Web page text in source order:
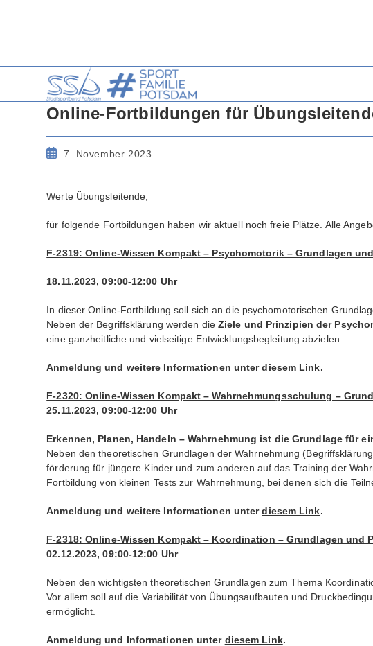
Online-Fortbildungen für
Beitrag7. November 2023
Werte Übungsleitende,
für folgende Fortbildungen haben wir aktuell noch freie Plätze. Alle
F-2319: Online-Wissen Kompakt – Psychomotorik – Grundlagen
18.11.2023, 09:00-12:00 Uhr
In dieser Online-Fortbildung soll sich an die psychomotorischen
Neben der Begriffsklärung werden die Ziele und Prinzipien der
eine ganzheitliche und vielseitige Entwicklungsbegleitung abzielen.
Anmeldung und weitere Informationen unterdiesem Link.
F-2320: Online-Wissen Kompakt – Wahrnehmungsschulung –
25.11.2023, 09:00-12:00 Uhr
Erkennen, Planen, Handeln – Wahrnehmung ist die Grundlage für
Neben den theoretischen Grundlagen der Wahrnehmung
förderung für jüngere Kinder und zum anderen auf das Training der
Fortbildung von kleinen Tests zur Wahrnehmung, bei denen sich die
Anmeldung und weitere Informationen unterdiesem Link.
F-2318: Online-Wissen Kompakt – Koordination – Grundlagen und
02.12.2023, 09:00-12:00 Uhr
Neben den wichtigsten theoretischen Grundlagen zum Thema
Vor allem soll auf die Variabilität von Übungsaufbauten und
ermöglicht.
Anmeldung und Informationen unter diesem Link.